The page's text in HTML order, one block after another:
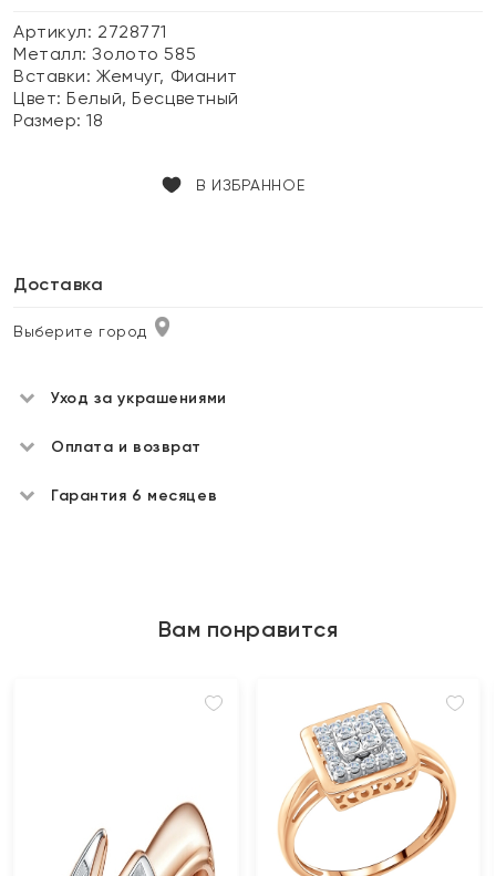
Артикул: 2728771
Металл:Золото 585
Вставки:Жемчуг, Фианит
Цвет:Белый, Бесцветный
Размер:18
В ИЗБРАННОЕ
Доставка
Выберите город
Уход за украшениями
Оплата и возврат
Гарантия 6 месяцев
Вам понравится